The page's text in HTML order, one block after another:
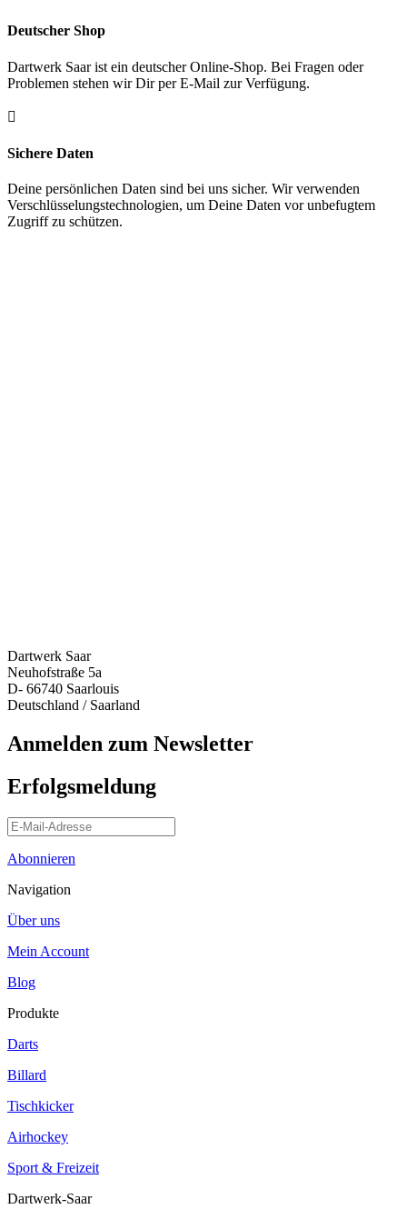
Deutscher Shop
Dartwerk Saar ist ein deutscher Online-Shop. Bei Fragen oder
Problemen stehen wir Dir per E-Mail zur Verfügung.

Sichere Daten
Deine persönlichen Daten sind bei uns sicher. Wir verwenden
Verschlüsselungstechnologien, um Deine Daten vor unbefugtem
Zugriff zu schützen.
Dartwerk Saar
Neuhofstraße 5a
D- 66740 Saarlouis
Deutschland / Saarland
Anmelden zum Newsletter
Erfolgsmeldung
Abonnieren
Navigation
Über uns
Mein Account
Blog
Produkte
Darts
Billard
Tischkicker
Airhockey
Sport & Freizeit
Dartwerk-Saar